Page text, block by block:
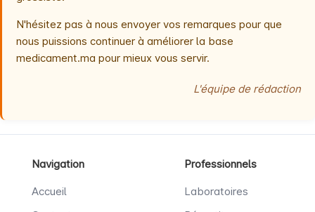
N'hésitez pas à nous envoyer vos remarques pour que
nous puissions continuer à améliorer la base
medicament.ma pour mieux vous servir.
L'équipe de rédaction
Navigation
Accueil
Professionnels
Laboratoires